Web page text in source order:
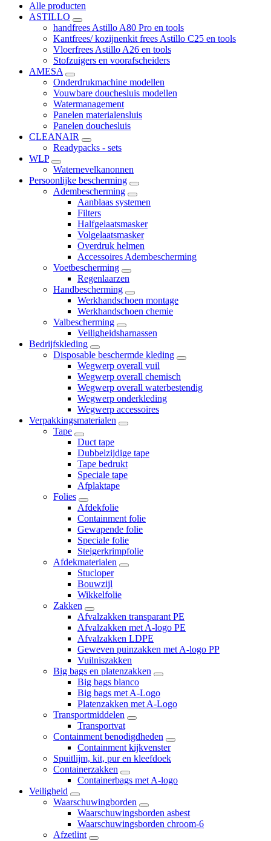
Alle producten
ASTILLO
handfrees Astillo A80 Pro en tools
Kantfrees/ kozijnenkit frees Astillo C25 en tools
Vloerfrees Astillo A26 en tools
Stofzuigers en voorafscheiders
AMESA
Onderdrukmachine modellen
Vouwbare douchesluis modellen
Watermanagement
Panelen materialensluis
Panelen douchesluis
CLEANAIR
Readypacks - sets
WLP
Waternevelkanonnen
Persoonlijke bescherming
Adembescherming
Aanblaas systemen
Filters
Halfgelaatsmasker
Volgelaatsmasker
Overdruk helmen
Accessoires Adembescherming
Voetbescherming
Regenlaarzen
Handbescherming
Werkhandschoen montage
Werkhandschoen chemie
Valbescherming
Veiligheidsharnassen
Bedrijfskleding
Disposable beschermde kleding
Wegwerp overall vuil
Wegwerp overall chemisch
Wegwerp overall waterbestendig
Wegwerp onderkleding
Wegwerp accessoires
Verpakkingsmaterialen
Tape
Duct tape
Dubbelzijdige tape
Tape bedrukt
Speciale tape
Afplaktape
Folies
Afdekfolie
Containment folie
Gewapende folie
Speciale folie
Steigerkrimpfolie
Afdekmaterialen
Stucloper
Bouwzijl
Wikkelfolie
Zakken
Afvalzakken transparant PE
Afvalzakken met A-logo PE
Afvalzakken LDPE
Geweven puinzakken met A-logo PP
Vuilniszakken
Big bags en platenzakken
Big bags blanco
Big bags met A-Logo
Platenzakken met A-Logo
Transportmiddelen
Transportvat
Containment benodigdheden
Containment kijkvenster
Spuitlijm, kit, pur en kleefdoek
Containerzakken
Containerbags met A-logo
Veiligheid
Waarschuwingborden
Waarschuwingsborden asbest
Waarschuwingsborden chroom-6
Afzetlint